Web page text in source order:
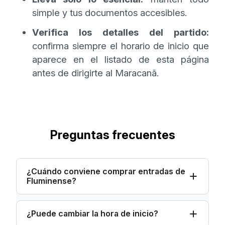
simple y tus documentos accesibles.
Verifica los detalles del partido:
confirma siempre el horario de inicio que
aparece en el listado de esta página
antes de dirigirte al Maracanã.
Preguntas frecuentes
¿Cuándo conviene comprar entradas de
Fluminense?
¿Puede cambiar la hora de inicio?